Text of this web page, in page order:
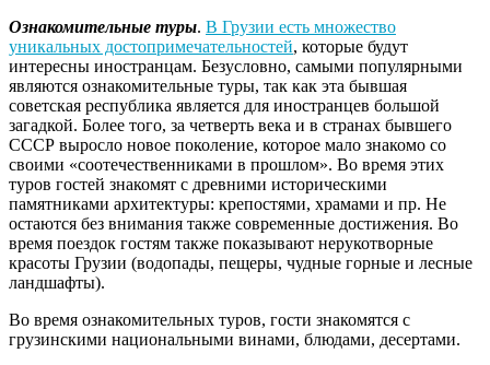
Ознакомительные туры. В Грузии есть множество
уникальных достопримечательностей, которые будут
интересны иностранцам. Безусловно, самыми популярными
являются ознакомительные туры, так как эта бывшая
советская республика является для иностранцев большой
загадкой. Более того, за четверть века и в странах бывшего
СССР выросло новое поколение, которое мало знакомо со
своими «соотечественниками в прошлом». Во время этих
туров гостей знакомят с древними историческими
памятниками архитектуры: крепостями, храмами и пр. Не
остаются без внимания также современные достижения. Во
время поездок гостям также показывают нерукотворные
красоты Грузии (водопады, пещеры, чудные горные и лесные
ландшафты).
Во время ознакомительных туров, гости знакомятся с
грузинскими национальными винами, блюдами, десертами.